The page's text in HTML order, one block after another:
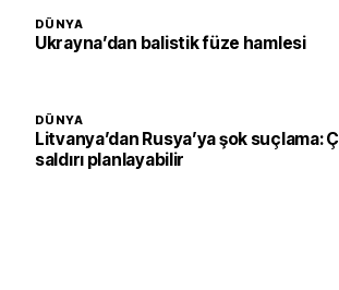
DÜNYA
Ukrayna’dan balistik füze hamlesi
DÜNYA
Litvanya’dan Rusya’ya şok suçlama:
saldırı planlayabilir